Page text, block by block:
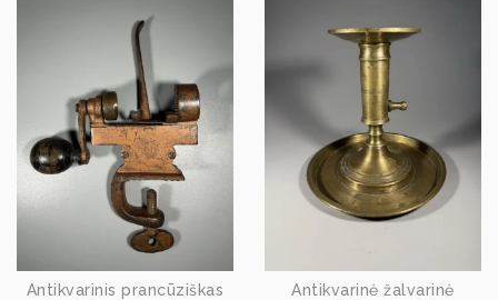
Antikvarinis prancūziškas
Antikvarinė žalvarinė